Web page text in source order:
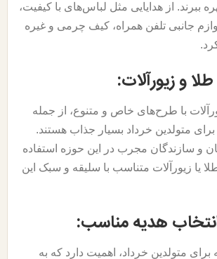
ببرند. از هدایایی مثل لباس‌های با کیفیت،
جانبی تلفن همراه، کیف چرمی و غیره
با طرح‌های خاص و متنوع، از جمله
برای متولدین خرداد بسیار جذاب هستند.
و سازندگان مجرب در این حوزه استفاده
طلا یا زیورآلات متناسب با سلیقه و سبک این
برای متولدین خرداد، اهمیت دارد که به